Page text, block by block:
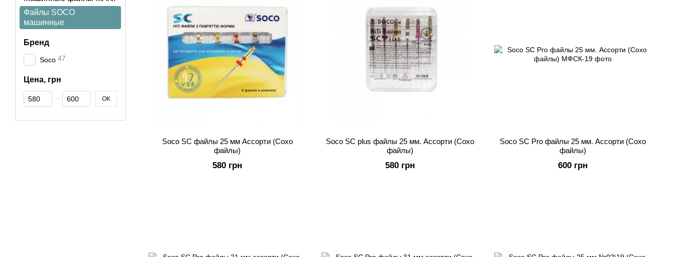
Soco SC файлы 25 мм Ассорти (Сохо
файлы)
580 грн
Soco SC plus файлы 25 мм. Ассорти (Сохо
файлы)
580 грн
Soco SC Pro файлы 25 мм. Ассорти (Сохо
файлы)
600 грн
Файлы SOCO
машинные
Бренд
Soco 47
Цена, грн
От Цена, грн
До Цена, грн OK